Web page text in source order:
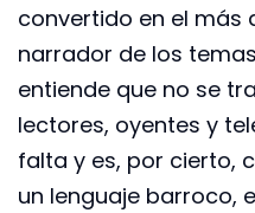
convertido en el más
narrador de los
entiende que no se
lectores, oyentes y
falta y es, por cierto,
un lenguaje barroco,